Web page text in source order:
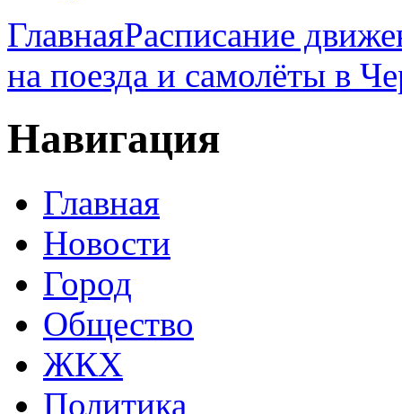
ГлавнаяРасписание
на поезда и самолёты в
Навигация
Главная
Новости
Город
Общество
ЖКХ
Политика